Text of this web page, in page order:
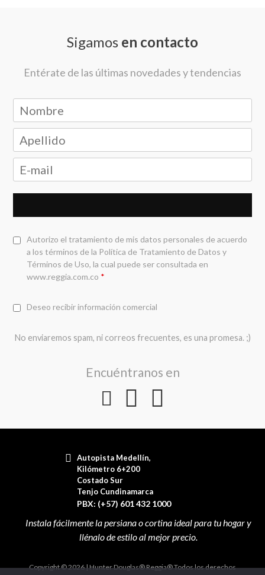
Sigamos en contacto
Entérate de las últimas novedades y tendencias
Autorizo el tratamiento de mis datos personales de acuerdo
a los términos de la Política de Tratamiento de Datos y
Términos de Uso, la cual puede ser consultada en
www.reggia.com.co *
Deseo recibir información comercial
No enviaremos spam, ni correos frecuentes, es una promesa. ;)
Encuéntranos en
Autopista Medellín,
Kilómetro 6+200
Costado Sur
Tenjo Cundinamarca
PBX: (+57) 601 432 1000
Copyright © 2026 | Hunter Douglas® Reggia® Todos los derechos